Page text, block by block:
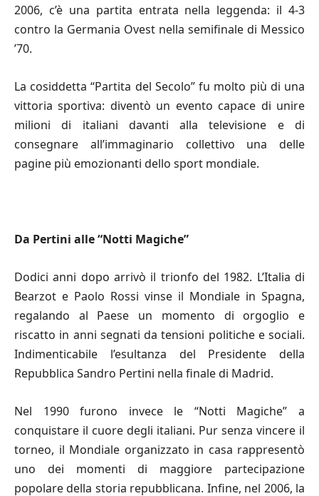
2006, c’è una partita entrata nella leggenda: il 4-3
contro la Germania Ovest nella semifinale di Messico
’70.
La cosiddetta “Partita del Secolo” fu molto più di una
vittoria sportiva: diventò un evento capace di unire
milioni di italiani davanti alla televisione e di
consegnare all’immaginario collettivo una delle
pagine più emozionanti dello sport mondiale.
Da Pertini alle“Notti Magiche”
Dodici anni dopo arrivò il trionfo del 1982. L’Italia di
Bearzot e Paolo Rossi vinse il Mondiale in Spagna,
regalando al Paese un momento di orgoglio e
riscatto in anni segnati da tensioni politiche e sociali.
Indimenticabile l’esultanza del Presidente della
Repubblica Sandro Pertini nella finale di Madrid.
Nel 1990 furono invece le “Notti Magiche” a
conquistare il cuore degli italiani. Pur senza vincere il
torneo, il Mondiale organizzato in casa rappresentò
uno dei momenti di maggiore partecipazione
popolare della storia repubblicana. Infine, nel 2006, la